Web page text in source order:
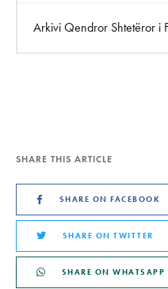
Arkivi Qendror Shtetëror i
SHARE THIS ARTICLE
SHARE ON FACEBOOK
SHARE ON TWITTER
SHARE ON WHATSAPP